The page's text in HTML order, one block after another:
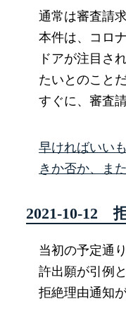
通常は審査請
本件は、コロ
ドアが注目さ
たいとのこと
すぐに、審査
早ければいい
きか否か、ま
2021-10-12
当初の予定通
許出願が引例
拒絶理由通知